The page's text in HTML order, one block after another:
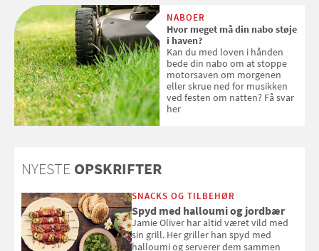
med SPF kan erstatte
solcreme, når man bevæger
sig ud i solen
NABOER
Hvor meget må din nabo støje
i haven?
Kan du med loven i hånden
bede din nabo om at stoppe
motorsaven om morgenen
eller skrue ned for musikken
ved festen om natten? Få svar
her
NYESTE OPSKRIFTER
SNACKS OG TILBEHØR
Spyd med halloumi og jordbær
Jamie Oliver har altid været vild med
sin grill. Her griller han spyd med
halloumi og serverer dem sammen